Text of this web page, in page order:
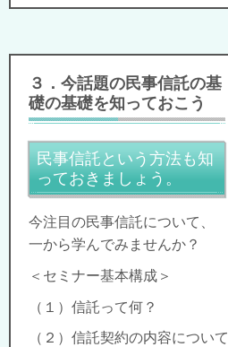
３．今話題の民事信託の基
礎の基礎を知っておこう
民事信託という方法も知
っておきましょう。
今注目の民事信託について、
一から学んでみませんか？
＜セミナー基本構成＞
（１）信託って何？
（２）信託契約の内容について